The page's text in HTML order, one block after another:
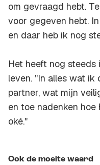
om gevraagd hebt.
voor gegeven hebt.
en daar heb ik nog
Het heeft nog steeds
leven. "In alles wat ik
partner, wat mijn
en toe nadenken
oké."
Ook de moeite waard